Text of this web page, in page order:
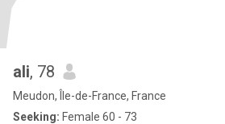
ali, 78
Meudon, Île-de-France, France
Seeking: Female 60 - 73